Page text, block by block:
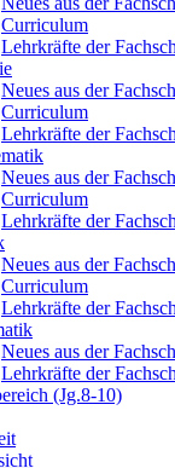
Curriculum
Lehrkräfte der
Neues aus der
Curriculum
Lehrkräfte der
Neues aus der
Curriculum
Lehrkräfte der
Neues aus der
Curriculum
Lehrkräfte der
Neues aus der
Lehrkräfte der
(Jg.8-10)